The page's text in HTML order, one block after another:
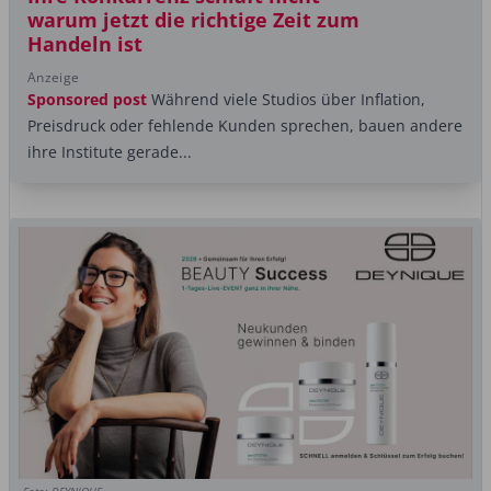
warum jetzt die richtige Zeit zum
Handeln ist
Anzeige
Sponsored post Während viele Studios über Inflation,
Preisdruck oder fehlende Kunden sprechen, bauen andere
ihre Institute gerade...